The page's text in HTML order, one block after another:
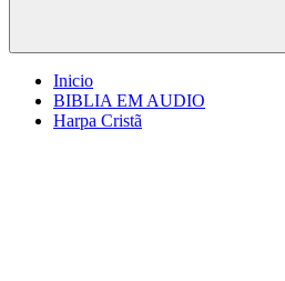
Inicio
BIBLIA EM AUDIO
Harpa Cristã